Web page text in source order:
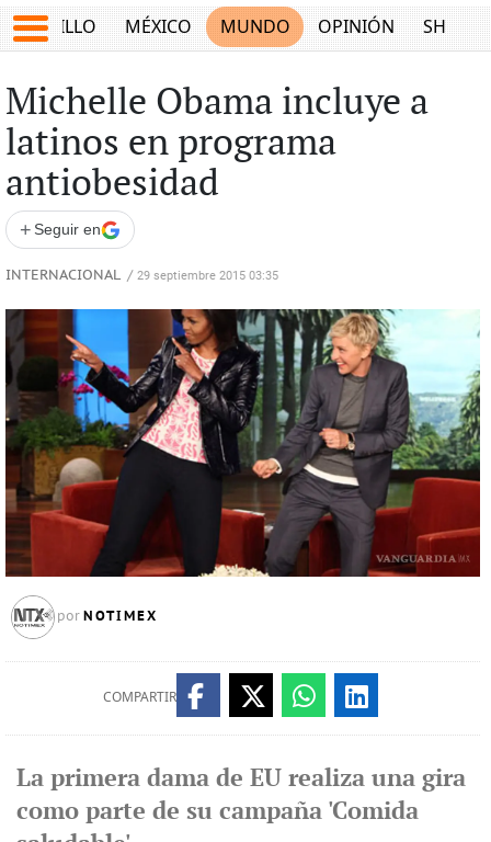
SALTILLO MÉXICO MUNDO OPINIÓN SHOW
Michelle Obama incluye a
latinos en programa
antiobesidad
+ Seguir en
INTERNACIONAL / 29 septiembre 2015 03:35
por NOTIMEX
COMPARTIR
La primera dama de EU realiza una gira
como parte de su campaña 'Comida